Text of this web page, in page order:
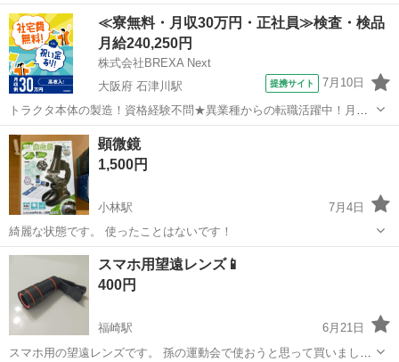
兵庫 伊丹市 伊丹駅 望遠鏡、顕微鏡
≪寮無料・月収30万円・正社員≫検査・検品
月給240,250円
株式会社BREXA Next
大阪府 石津川駅
提携サイト 7月10日
トラクタ本体の製造！資格経験不問★異業種からの転職活躍中！月収
例29万円以上！生活支援物資事前対応可◎即日入寮OK！寮費はずっと
無料＆備品付き1R寮完備！赴任旅費会社負担！工場まで無料送迎あり
◎《大阪府堺市》 人気の工場の...
大阪 堺市 石津川駅
顕微鏡
1,500円
小林駅
7月4日
綺麗な状態です。 使ったことはないです！
兵庫 宝塚市 小林駅 望遠鏡、顕微鏡
スマホ用望遠レンズ📱
400円
福崎駅
6月21日
スマホ用の望遠レンズです。 孫の運動会で使おうと思って買いました